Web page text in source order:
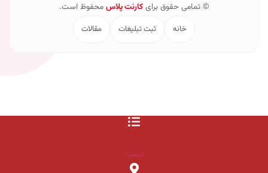
© تمامی حقوق برایکارنت پلاسمحفوظ است.
خانه ثبت تبلیغات مقالات
لیست